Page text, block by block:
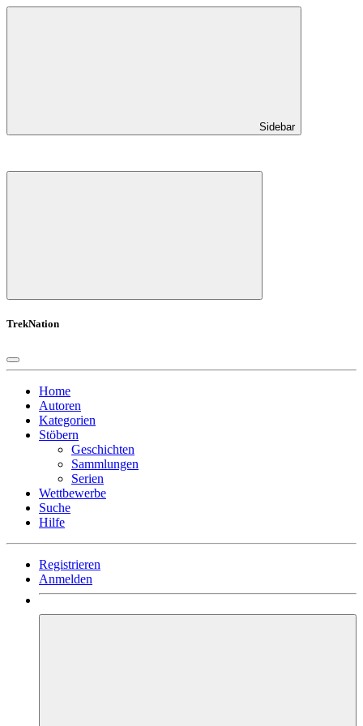
Sidebar
TrekNation
Home
Autoren
Kategorien
Stöbern
Geschichten
Sammlungen
Serien
Wettbewerbe
Suche
Hilfe
Registrieren
Anmelden